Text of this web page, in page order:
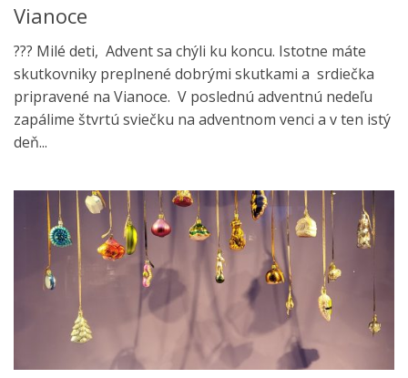
Vianoce
??? Milé deti, Advent sa chýli ku koncu. Istotne máte
skutkovniky preplnené dobrými skutkami a srdiečka
pripravené na Vianoce. V poslednú adventnú nedeľu
zapálime štvrtú sviečku na adventnom venci a v ten istý
deň...